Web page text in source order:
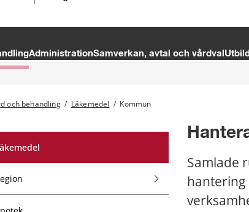
AdministrationSamverkan, avtal och vårdval
och behandling / Läkemedel / Kommun
Samlade
hantering